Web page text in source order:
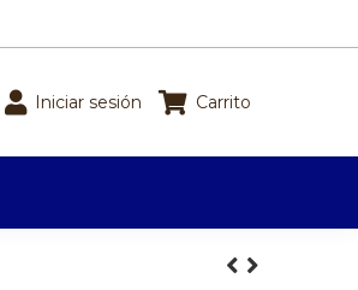
Iniciar sesión Carrito